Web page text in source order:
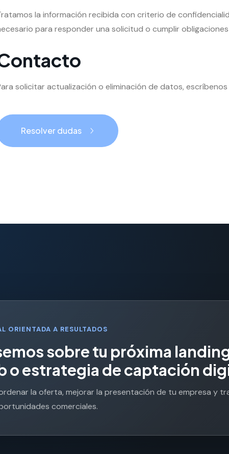
la información recibida con criterio de
para responder una solicitud o cumplir obligaciones
solicitar actualización o eliminación de datos,
Resolver dudas
ORIENTADA A RESULTADOS
emossobretu próxima landin
oestrategia decaptación dig
la oferta, mejorar la presentación de tu empresa y
comerciales.